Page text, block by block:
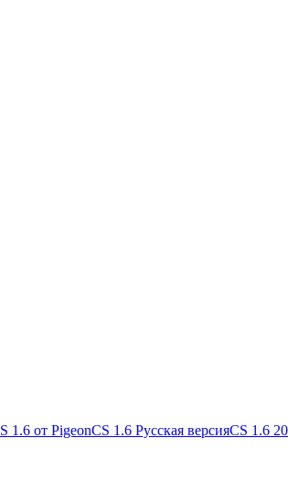
1.6 от PigeonCS 1.6 Русская версияCS 1.6